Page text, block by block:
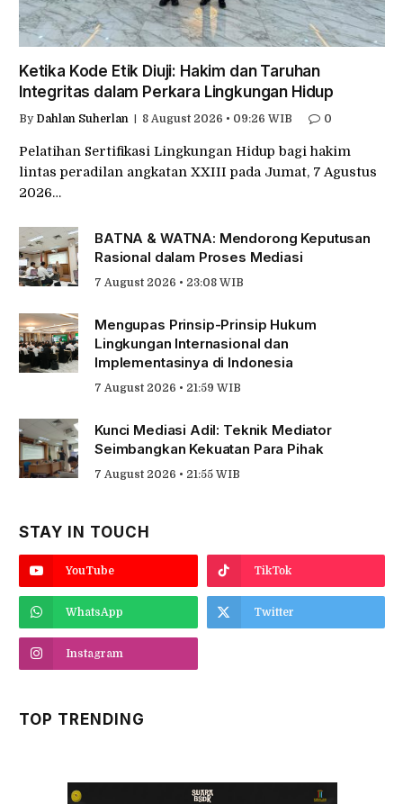
Ketika Kode Etik Diuji: Hakim dan Taruhan
Integritas dalam Perkara Lingkungan Hidup
By Dahlan Suherlan 8 August 2026 • 09:26 WIB 0
Pelatihan Sertifikasi Lingkungan Hidup bagi hakim
lintas peradilan angkatan XXIII pada Jumat, 7 Agustus
2026…
BATNA & WATNA: Mendorong Keputusan
Rasional dalam Proses Mediasi
7 August 2026 • 23:08 WIB
Mengupas Prinsip-Prinsip Hukum
Lingkungan Internasional dan
Implementasinya di Indonesia
7 August 2026 • 21:59 WIB
Kunci Mediasi Adil: Teknik Mediator
Seimbangkan Kekuatan Para Pihak
7 August 2026 • 21:55 WIB
STAY IN TOUCH
YouTube TikTok
WhatsApp Twitter
Instagram
TOP TRENDING